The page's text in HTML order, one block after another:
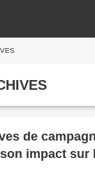
de
impact sur